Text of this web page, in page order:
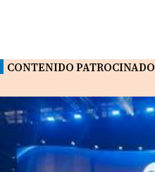
CONTENIDO PATROCINADO